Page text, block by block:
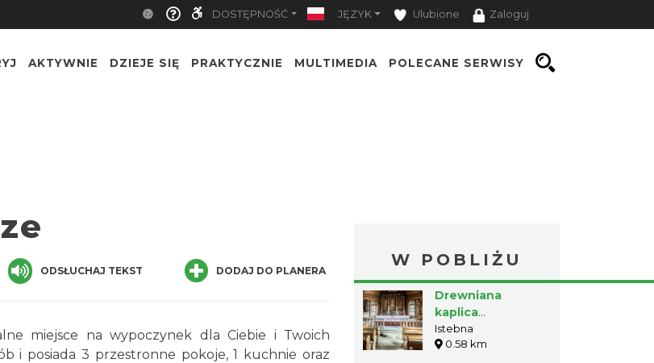
DOSTĘPNOŚĆ JĘZYK Ulubione Zaloguj
AKTYWNIE DZIEJE SIĘ PRAKTYCZNIE MULTIMEDIA POLECANE SERWISY
ODSŁUCHAJ TEKST DODAJ DO PLANERA
miejsce na wypoczynek dla Ciebie i Twoich
i posiada 3 przestronne pokoje, 1 kuchnie oraz
W POBLIŻU
Drewniana
kaplica
Konarzewskich na
Buczniku w
Istebna
0.58 km